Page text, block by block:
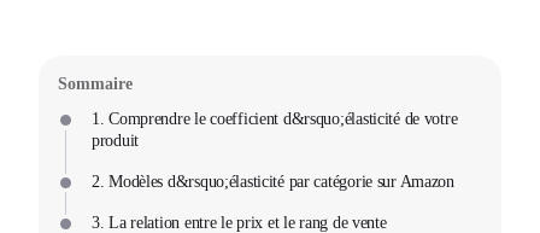
Sommaire
1. Comprendre le coefficient d&rsquo;élasticité de votre
produit
2. Modèles d&rsquo;élasticité par catégorie sur Amazon
3. La relation entre le prix et le rang de vente